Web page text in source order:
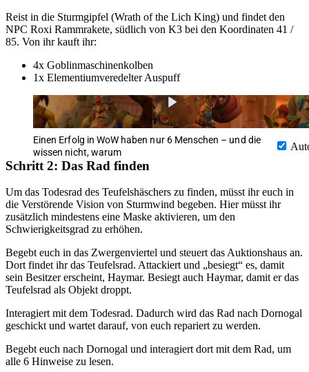
Reist in die Sturmgipfel (Wrath of the Lich King) und findet den
NPC Roxi Rammrakete, südlich von K3 bei den Koordinaten 41 /
85. Von ihr kauft ihr:
4x Goblinmaschinenkolben
1x Elementiumveredelter Auspuff
Einen Erfolg in WoW haben nur 6 Menschen – und die
wissen nicht, warum
Schritt 2: Das Rad finden
Um das Todesrad des Teufelshäschers zu finden, müsst ihr euch in
die Verstörende Vision von Sturmwind begeben. Hier müsst ihr
zusätzlich mindestens eine Maske aktivieren, um den
Schwierigkeitsgrad zu erhöhen.
Begebt euch in das Zwergenviertel und steuert das Auktionshaus an.
Dort findet ihr das Teufelsrad. Attackiert und „besiegt“ es, damit
sein Besitzer erscheint, Haymar. Besiegt auch Haymar, damit er das
Teufelsrad als Objekt droppt.
Interagiert mit dem Todesrad. Dadurch wird das Rad nach Dornogal
geschickt und wartet darauf, von euch repariert zu werden.
Begebt euch nach Dornogal und interagiert dort mit dem Rad, um
alle 6 Hinweise zu lesen.